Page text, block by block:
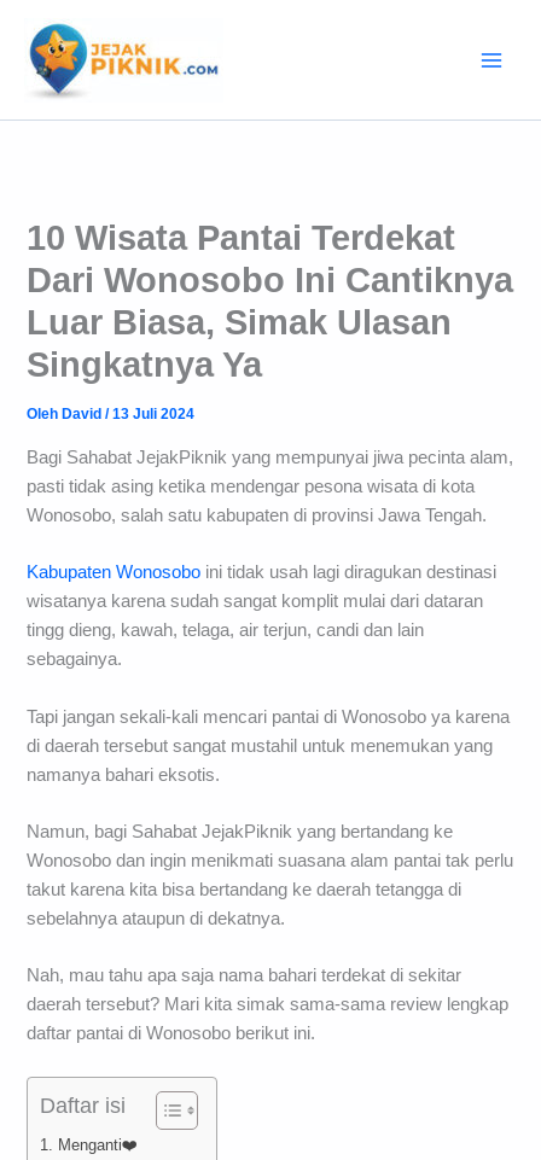
konten
10 Wisata Pantai Terdekat
Dari Wonosobo Ini Cantiknya
Luar Biasa, Simak Ulasan
Singkatnya Ya
Oleh David/13 Juli 2024
Bagi Sahabat JejakPiknik yang mempunyai jiwa pecinta alam,
pasti tidak asing ketika mendengar pesona wisata di kota
Wonosobo, salah satu kabupaten di provinsi Jawa Tengah.
Kabupaten Wonosobo ini tidak usah lagi diragukan destinasi
wisatanya karena sudah sangat komplit mulai dari dataran
tingg dieng, kawah, telaga, air terjun, candi dan lain
sebagainya.
Tapi jangan sekali-kali mencari pantai di Wonosobo ya karena
di daerah tersebut sangat mustahil untuk menemukan yang
namanya bahari eksotis.
Namun, bagi Sahabat JejakPiknik yang bertandang ke
Wonosobo dan ingin menikmati suasana alam pantai tak perlu
takut karena kita bisa bertandang ke daerah tetangga di
sebelahnya ataupun di dekatnya.
Nah, mau tahu apa saja nama bahari terdekat di sekitar
daerah tersebut? Mari kita simak sama-sama review lengkap
daftar pantai di Wonosobo berikut ini.
Daftar isi
1. Menganti❤️